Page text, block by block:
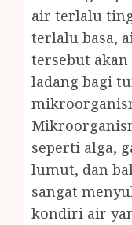
air terlalu
terlalu basa,
tersebut
ladang bagi
seperti alga,
lumut, dan
sangat
kondiri air